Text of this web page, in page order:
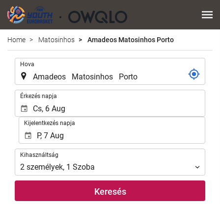
Home Matosinhos Amadeos Matosinhos Porto
Hova
Érkezés napja
Kijelentkezés napja
Kihasználtság
Kihasználtság
2 személyek, 1 Szoba
Keresés